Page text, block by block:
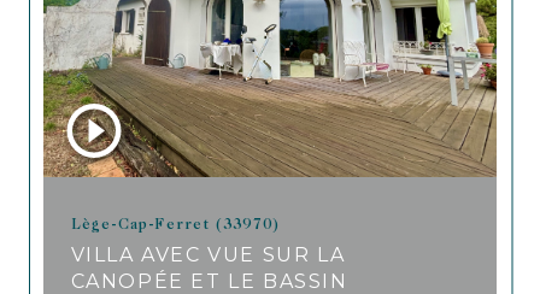
Lège-Cap-Ferret (33970)
VILLA AVEC VUE SUR LA
CANOPÉE ET LE BASSIN